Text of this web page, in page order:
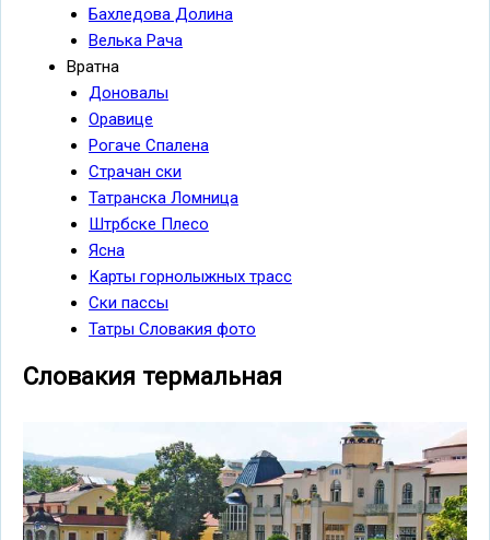
Бахледова Долина
Велька Рача
Вратна
Доновалы
Оравице
Рогаче Спалена
Страчан ски
Татранска Ломница
Штрбске Плесо
Ясна
Карты горнолыжных трасс
Ски пассы
Татры Словакия фото
Словакия термальная